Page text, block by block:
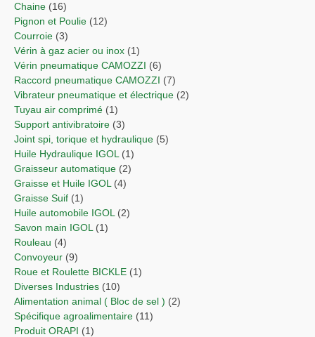
Chaine (16)
Pignon et Poulie (12)
Courroie (3)
Vérin à gaz acier ou inox (1)
Vérin pneumatique CAMOZZI (6)
Raccord pneumatique CAMOZZI (7)
Vibrateur pneumatique et électrique (2)
Tuyau air comprimé (1)
Support antivibratoire (3)
Joint spi, torique et hydraulique (5)
Huile Hydraulique IGOL (1)
Graisseur automatique (2)
Graisse et Huile IGOL (4)
Graisse Suif (1)
Huile automobile IGOL (2)
Savon main IGOL (1)
Rouleau (4)
Convoyeur (9)
Roue et Roulette BICKLE (1)
Diverses Industries (10)
Alimentation animal ( Bloc de sel ) (2)
Spécifique agroalimentaire (11)
Produit ORAPI (1)